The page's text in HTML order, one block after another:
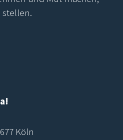
stellen.
Köln